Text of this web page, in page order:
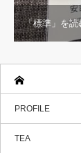
「標準」を読
PROFILE
TEA